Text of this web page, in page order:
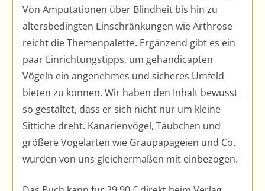
Von Amputationen über Blindheit bis hin zu
altersbedingten Einschränkungen wie Arthrose
reicht die Themenpalette. Ergänzend gibt es ein
paar Einrichtungstipps, um gehandicapten
Vögeln ein angenehmes und sicheres Umfeld
bieten zu können. Wir haben den Inhalt bewusst
so gestaltet, dass er sich nicht nur um kleine
Sittiche dreht. Kanarienvögel, Täubchen und
größere Vogelarten wie Graupapageien und Co.
wurden von uns gleichermaßen mit einbezogen.